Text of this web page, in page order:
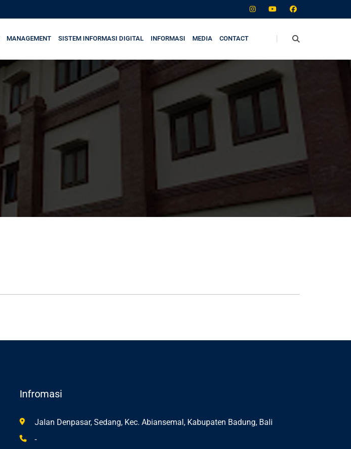
MANAGEMENT SISTEM INFORMASI DIGITAL INFORMASI MEDIA CONTACT
Infromasi
Jalan Denpasar, Sedang, Kec. Abiansemal, Kabupaten Badung, Bali
-